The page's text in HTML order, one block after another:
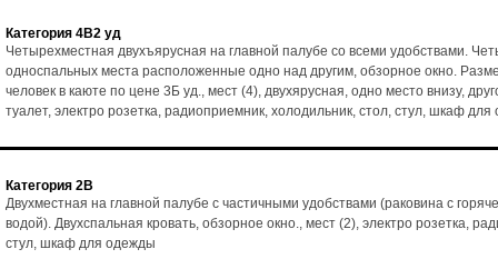
Категория 4В2 уд
Четырехместная двухъярусная на главной палубе со всеми удобствами.
односпальных места расположенные одно над другим, обзорное окно.
человек в каюте по цене 3Б уд., мест (4), двухярусная, одно место внизу,
туалет, электро розетка, радиоприемник, холодильник, стол, стул, шкаф
Категория 2В
Двухместная на главной палубе с частичными удобствами (раковина с
водой). Двухспальная кровать, обзорное окно., мест (2), электро розетка,
стул, шкаф для одежды